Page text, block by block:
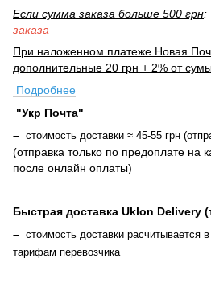
Если сумма заказа больше 500 грн:
заказа
При наложенном платеже Новая
дополнительные 20 грн + 2% от
Подробнее
"Укр Почта"
– стоимость доставки ≈ 45-55 грн
(отправка только по предоплате на
после онлайн оплаты)
Быстрая доставка Uklon Delivery
– стоимость доставки расчитывается
тарифам перевозчика